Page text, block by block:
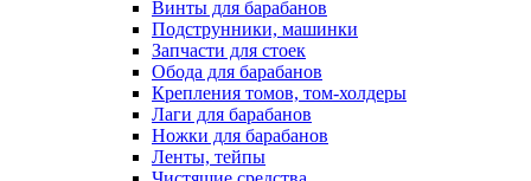
Винты для барабанов
Подструнники, машинки
Запчасти для стоек
Обода для барабанов
Крепления томов, том-холдеры
Лаги для барабанов
Ножки для барабанов
Ленты, тейпы